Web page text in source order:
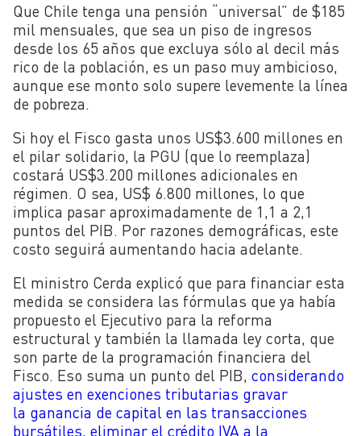
Que Chile tenga una pensión “universal” de $185
mil mensuales, que sea un piso de ingresos
desde los 65 años que excluya sólo al decil más
rico de la población, es un paso muy ambicioso,
aunque ese monto solo supere levemente la línea
de pobreza.
Si hoy el Fisco gasta unos US$3.600 millones en
el pilar solidario, la PGU (que lo reemplaza)
costará US$3.200 millones adicionales en
régimen. O sea, US$ 6.800 millones, lo que
implica pasar aproximadamente de 1,1 a 2,1
puntos del PIB. Por razones demográficas, este
costo seguirá aumentando hacia adelante.
El ministro Cerda explicó que para financiar esta
medida se considera las fórmulas que ya había
propuesto el Ejecutivo para la reforma
estructural y también la llamada ley corta, que
son parte de la programación financiera del
Fisco. Eso suma un punto del PIB, considerando
ajustes en exenciones tributarias gravar
la ganancia de capital en las transacciones
bursátiles, eliminar el crédito IVA a la